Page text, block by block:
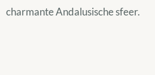
charmante Andalusische sfeer.